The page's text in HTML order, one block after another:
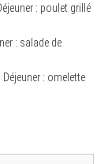
: poulet grillé
: salade de
: omelette